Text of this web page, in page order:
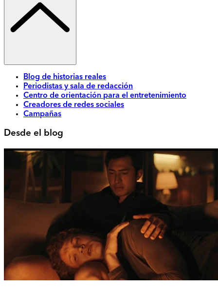
Blog de historias reales
Periodistas y sala de redacción
Centro de orientación para el entretenimiento
Creadores de redes sociales
Campañas
Desde el blog